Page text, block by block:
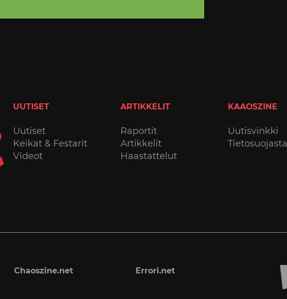
UUTISET
Uutiset
Keikat & Festarit
Videot
ARTIKKELIT
Raportit
Artikkelit
Haastattelut
KAAOSZINE
Uutisvinkki
Tietosuojasta
Chaoszine.net Errori.net